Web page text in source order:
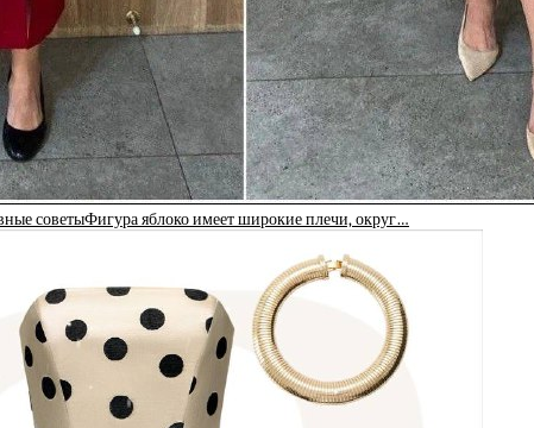
советыФигура яблоко имеет широкие плечи, округ…